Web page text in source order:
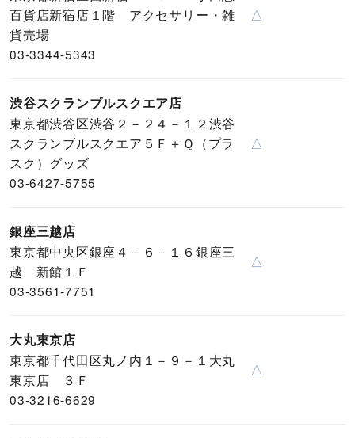
百貨店新宿店１階 アクセサリー・雑
貨売場
03-3344-5343
△
渋谷スクランブルスクエア店
東京都渋谷区渋谷２－２４－１２渋谷
スクランブルスクエア５Ｆ＋Ｑ（プラ
スク）グッズ
03-6427-5755
△
銀座三越店
東京都中央区銀座４－６－１６銀座三
越 新館１Ｆ
03-3561-7751
△
大丸東京店
東京都千代田区丸ノ内１－９－１大丸
東京店 ３Ｆ
03-3216-6629
△